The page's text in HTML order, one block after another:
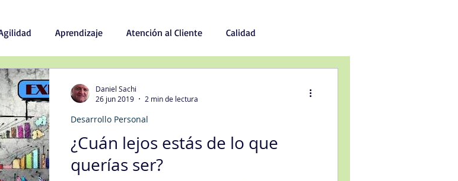
Aprendizaje Atención al Cliente Calidad
Comunicación
Quejas Gestión Organizacional
¿Cuán lejos estás de lo que
querías ser?
Desarrollo Personal
Daniel Sachi
26 jun 2019
2 min de lectura